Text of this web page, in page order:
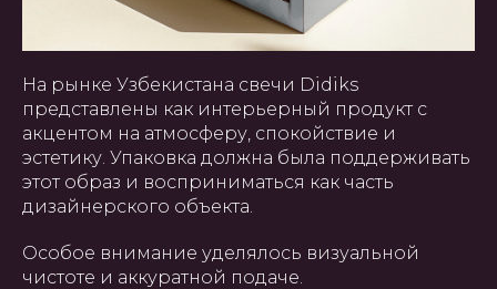
На рынке Узбекистана свечи Didiks
представлены как интерьерный продукт с
акцентом на атмосферу, спокойствие и
эстетику. Упаковка должна была поддерживать
этот образ и восприниматься как часть
дизайнерского объекта.
Особое внимание уделялось визуальной
чистоте и аккуратной подаче.